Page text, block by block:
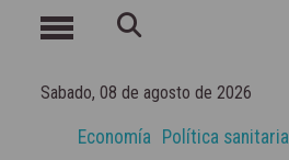
Sabado, 08 de agosto de 2026
Economía Política sanitaria